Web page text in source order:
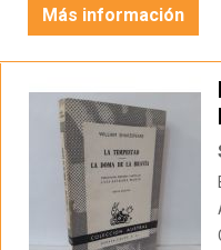
Más información